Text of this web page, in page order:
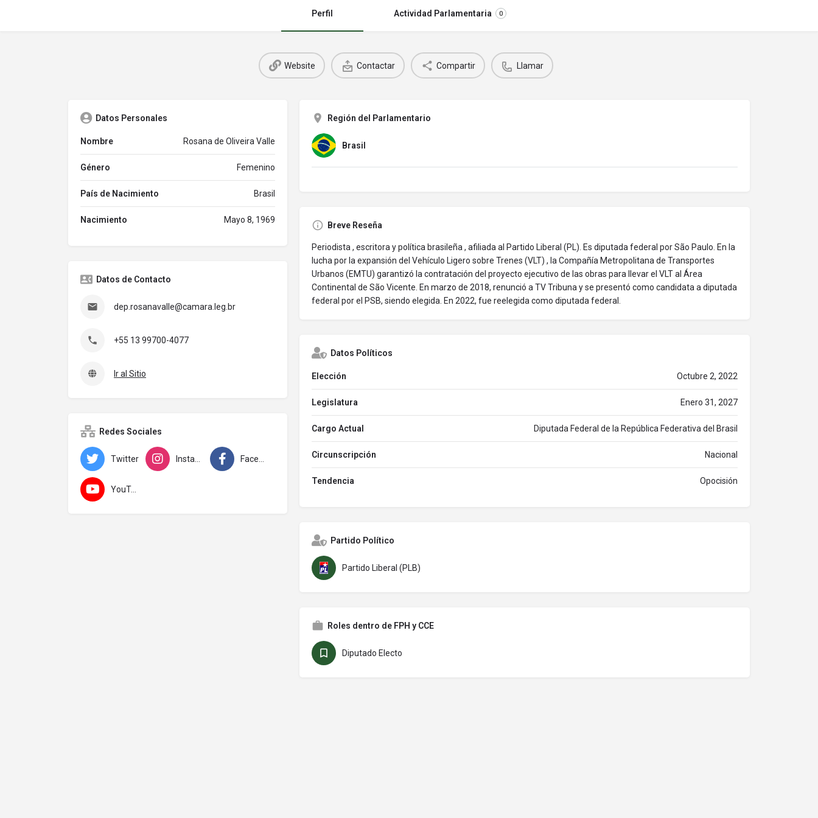
Perfil Actividad Parlamentaria 0
Website Contactar Compartir Llamar
Datos Personales
Nombre Rosana de Oliveira Valle
Género Femenino
País de Nacimiento Brasil
Nacimiento Mayo 8, 1969
Datos de Contacto
dep.rosanavalle@camara.leg.br
+55 13 99700-4077
Ir al Sitio
Redes Sociales
Twitter
YouTube
Región del Parlamentario
Brasil
Breve Reseña
Periodista , escritora y política brasileña , afiliada al Partido Liberal (PL). Es diputada federal por São Paulo. En la
lucha por la expansión del Vehículo Ligero sobre Trenes (VLT) , la Compañía Metropolitana de Transportes
Urbanos (EMTU) garantizó la contratación del proyecto ejecutivo de las obras para llevar el VLT al Área
Continental de São Vicente. En marzo de 2018, renunció a TV Tribuna y se presentó como candidata a diputada
federal por el PSB, siendo elegida. En 2022, fue reelegida como diputada federal.
Datos Políticos
Elección Octubre 2, 2022
Legislatura Enero 31, 2027
Cargo Actual Diputada Federal de la República Federativa del Brasil
Circunscripción Nacional
Tendencia Opocisión
Partido Político
Partido Liberal (PLB)
Roles dentro de FPH y CCE
Diputado Electo